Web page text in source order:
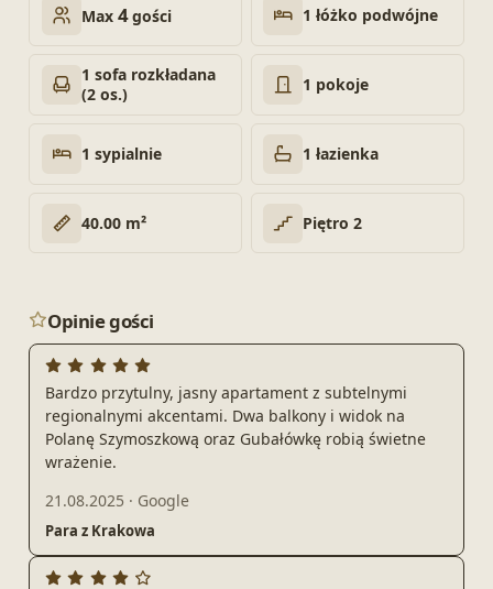
Max 4gości 1 łóżko podwójne
1 sofa rozkładana
(2 os.)
1 pokoje
1 sypialnie 1 łazienka
40.00 m² Piętro 2
Opinie gości
Bardzo przytulny, jasny apartament z subtelnymi
regionalnymi akcentami. Dwa balkony i widok na
Polanę Szymoszkową oraz Gubałówkę robią świetne
wrażenie.
21.08.2025 · Google
Para z Krakowa